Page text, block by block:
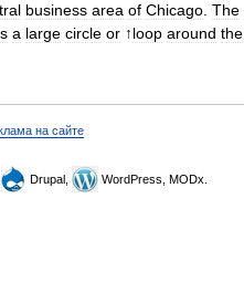
business area of Chicago The
a large circle or ↑loop around the
на сайте
Drupal, WordPress, MODx.